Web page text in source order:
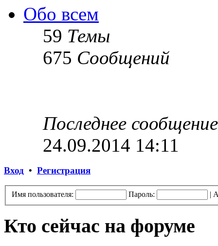
Обо всем
59 Темы
675 Сообщений
Последнее сообщение
24.09.2014 14:11
Вход • Регистрация
Имя пользователя: Пароль: |
Кто сейчас на форуме